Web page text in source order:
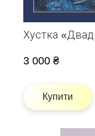
Хустка
3 000 ₴
Купити